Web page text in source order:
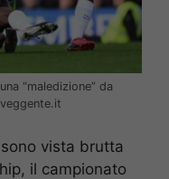
“maledizione” da
vista brutta
il campionato